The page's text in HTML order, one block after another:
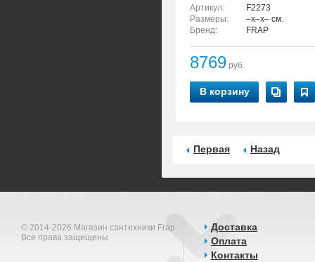
Артикул:
F2273
Размеры:
–x–x– см.
Бренд:
FRAP
8769 руб.
В корзину
Первая Назад
© 2014-2026 Магазин сантехники Frap
Все права защищены
Доставка
Оплата
Контакты